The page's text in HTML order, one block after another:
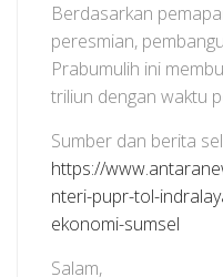
Berdasarkan
peresmian,
Prabumulih ini
triliun dengan waktu
Sumber dan berita
https://
nteri-pupr-tol-
ekonomi-sumsel
Salam,